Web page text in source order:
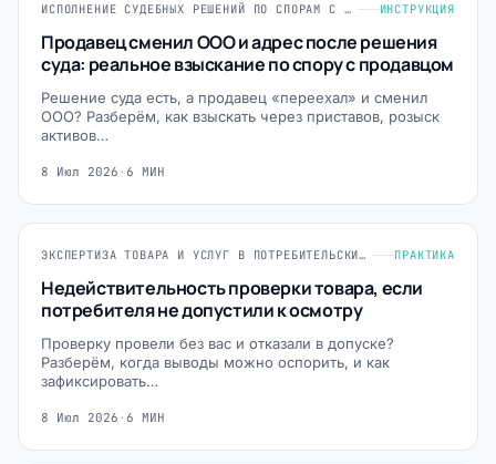
ИСПОЛНЕНИЕ СУДЕБНЫХ РЕШЕНИЙ ПО СПОРАМ С ПРОДАВЦАМИ ИНСТРУКЦИЯ
Продавец сменил ООО и адрес после решения
суда: реальное взыскание по спору с продавцом
Решение суда есть, а продавец «переехал» и сменил
ООО? Разберём, как взыскать через приставов, розыск
активов…
8 Июл 2026 · 6 МИН
ЭКСПЕРТИЗА ТОВАРА И УСЛУГ В ПОТРЕБИТЕЛЬСКИХ СПОРАХ ПРАКТИКА
Недействительность проверки товара, если
потребителя не допустили к осмотру
Проверку провели без вас и отказали в допуске?
Разберём, когда выводы можно оспорить, и как
зафиксировать…
8 Июл 2026 · 6 МИН